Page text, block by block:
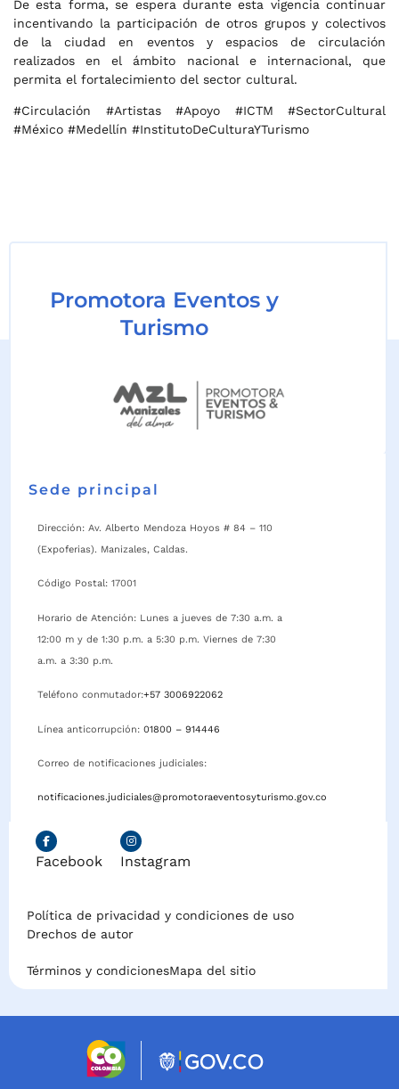
De esta forma, se espera durante esta vigencia continuar
incentivando la participación de otros grupos y colectivos
de la ciudad en eventos y espacios de circulación
realizados en el ámbito nacional e internacional, que
permita el fortalecimiento del sector cultural.
#Circulación #Artistas #Apoyo #ICTM #SectorCultural
#México #Medellín #InstitutoDeCulturaYTurismo
Promotora Eventos y
Turismo
Sede principal
Dirección: Av. Alberto Mendoza Hoyos # 84 – 110
(Expoferias). Manizales, Caldas.
Código Postal: 17001
Horario de Atención: Lunes a jueves de 7:30 a.m. a
12:00 m y de 1:30 p.m. a 5:30 p.m. Viernes de 7:30
a.m. a 3:30 p.m.
Teléfono conmutador:+57 3006922062
Línea anticorrupción: 01800 – 914446
Correo de notificaciones judiciales:
notificaciones.judiciales@promotoraeventosyturismo.gov.co
Facebook Instagram
Política de privacidad y condiciones de uso
Drechos de autor
Términos y condicionesMapa del sitio